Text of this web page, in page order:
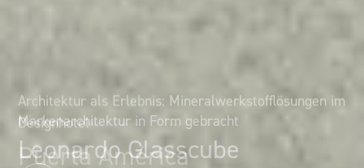
Markenarchitektur in Form gebracht
Leonardo Glasscube
Architektur als Erlebnis: Mineralwerkstofflösungen im
Designhotel
Puerta América